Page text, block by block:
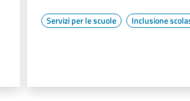
Servizi per le scuole Inclusione